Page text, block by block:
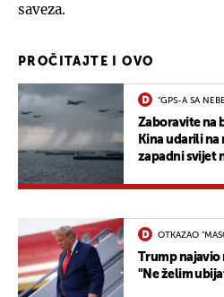
saveza.
PROČITAJTE I OVO
"GPS-A SA
Zaboravite na
Kina udarili
zapadni svijet
OTKAZAO
Trump najavio
"Ne želim